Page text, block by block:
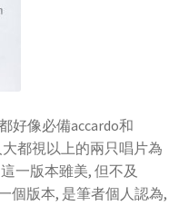
好像必備accardo和
都視以上的兩只唱片為
一版本雖美, 但不及
個版本, 是筆者個人認為,